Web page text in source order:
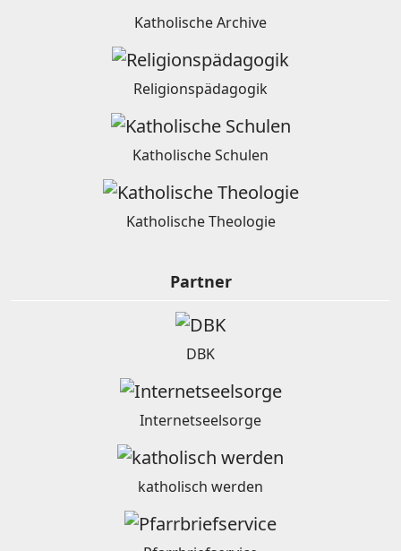
Katholische Archive
Religionspädagogik
Katholische Schulen
Katholische Theologie
Partner
DBK
Internetseelsorge
katholisch werden